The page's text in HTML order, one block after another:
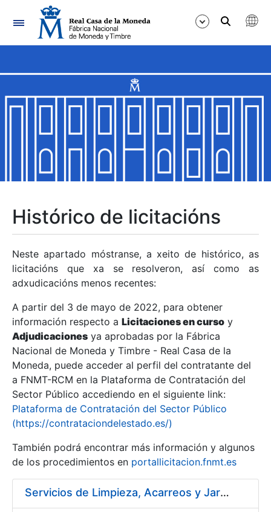
Navegación
Mostrar/Ocultar
Mostrar/Ocultar
Mostrar/Ocultar
Mostrar/Ocultar
Mostrar/Ocultar
Mostrar/Ocultar
Mostrar/Ocultar
Histórico de licitacións
Neste apartado móstranse, a xeito de histórico, as
licitacións que xa se resolveron, así como as
adxudicacións menos recentes:
A partir del 3 de mayo de 2022, para obtener
información respecto a Licitaciones en curso y
Adjudicaciones ya aprobadas por la Fábrica
Nacional de Moneda y Timbre - Real Casa de la
Moneda, puede acceder al perfil del contratante del
a FNMT-RCM en la Plataforma de Contratación del
Sector Público accediendo en el siguiente link:
Plataforma de Contratación del Sector Público
(https://contrataciondelestado.es/)
También podrá encontrar más información y algunos
de los procedimientos en portallicitacion.fnmt.es
Servicios de Limpieza, Acarreos y Jardinería para la Fábrica Nacional de Moneda y Timbre – Real Casa de Moneda